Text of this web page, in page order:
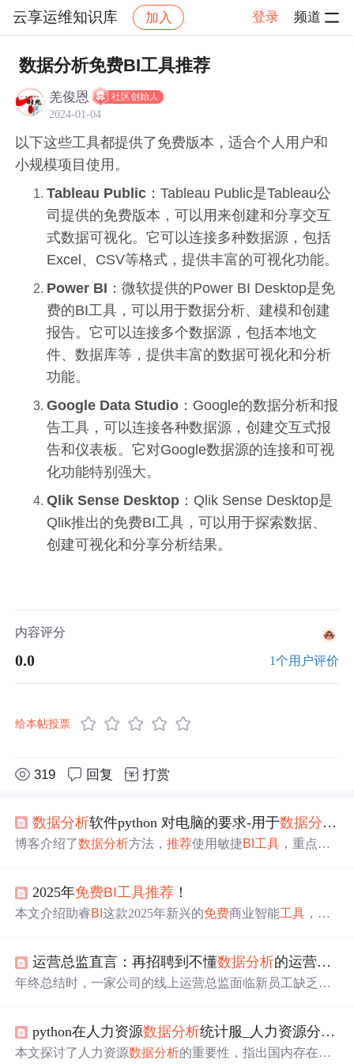
云享运维知识库 加入 登录 频道
社区 云享运维知识库 开源工具推介
数据分析免费BI工具推荐
羌俊恩 社区创始人
2024-01-04
以下这些工具都提供了免费版本，适合个人用户和
小规模项目使用。
Tableau Public ：Tableau Public是Tableau公
司提供的免费版本，可以用来创建和分享交互
式数据可视化。它可以连接多种数据源，包括
Excel、CSV等格式，提供丰富的可视化功能。
Power BI ：微软提供的Power BI Desktop是免
费的BI工具，可以用于数据分析、建模和创建
报告。它可以连接多个数据源，包括本地文
件、数据库等，提供丰富的数据可视化和分析
功能。
Google Data Studio ：Google的数据分析和报
告工具，可以连接各种数据源，创建交互式报
告和仪表板。它对Google数据源的连接和可视
化功能特别强大。
Qlik Sense Desktop ：Qlik Sense Desktop是
Qlik推出的免费BI工具，可以用于探索数据、
创建可视化和分享分析结果。
内容评分
0.0 1个用户评价
给本帖投票
319 回复 打赏
数据分析软件python 对电脑的要求-用于数据分析
博客介绍了数据分析方法，推荐使用敏捷BI 工具 ，重点介
系等。还阐述了其软件功能、安装方法，支持多数据源连
接和多种分析操作。
2025年免费BI工具推荐 ！
本文介绍助睿BI这款2025年新兴的免费商业智能工具 ，突
与整合、拖拽式可视化及智能图表推荐、跨行业模板市场
等功能。强调其零成本、低门槛、面向业务人员的设计理
运营总监直言：再招聘到不懂数据分析的运营，直接开除
年终总结时，一家公司的线上运营总监面临新员工缺乏 数
费 BI工具。
python在人力资源数据分析统计服_人力资源分析思维已具备！只剩一个
本文探讨了人力资源数据分析的重要性，指出国内存在人